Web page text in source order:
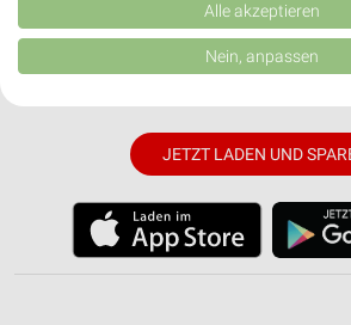
Standortgenaue Angebote
✔Folge deinem Lieblingshändler
✔Push-Benachrichtigungen bei
JETZT LADEN UND
Verbesserung der Angebote. Verwendung
von Inhalten.
Daten können außerhalb der Europäischen Union
USA gesendet werden.
Website/App.
Partnerliste anzeigen (1 IAB-Anbieter)
Wir nutzen Ihre Daten für folgende Zwecke:
IAB-Verarbeitungszwecke:
Speichern von oder Zugriff auf
auf einem Endgerät
Alle akzeptieren
Nein, anpassen